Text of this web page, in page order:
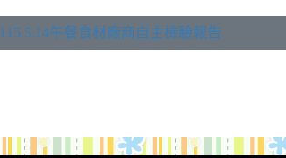
115.5.14午餐食材廠商自主檢驗報告